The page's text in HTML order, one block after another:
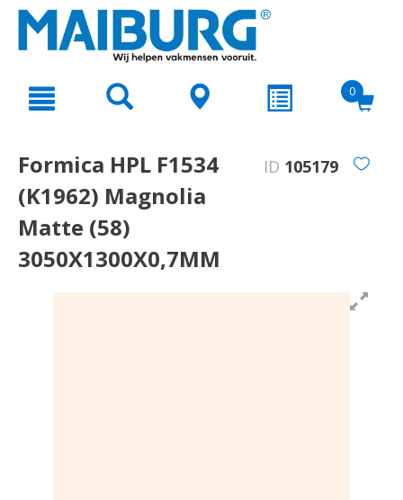
text.skipToNavigation
0
Formica HPL F1534
(K1962) Magnolia
Matte (58)
3050X1300X0,7MM
ID 105179